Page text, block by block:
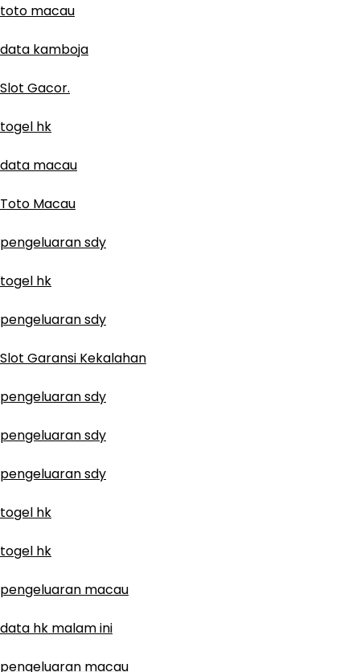
toto macau
data kamboja
Slot Gacor.
togel hk
data macau
Toto Macau
pengeluaran sdy
togel hk
pengeluaran sdy
Slot Garansi Kekalahan
pengeluaran sdy
pengeluaran sdy
pengeluaran sdy
togel hk
togel hk
pengeluaran macau
data hk malam ini
pengeluaran macau